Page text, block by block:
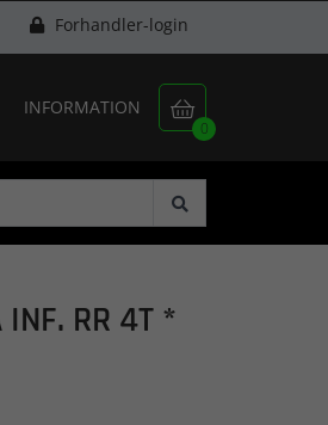
Forhandler-login

0
INFORMATION
INF. RR 4T *